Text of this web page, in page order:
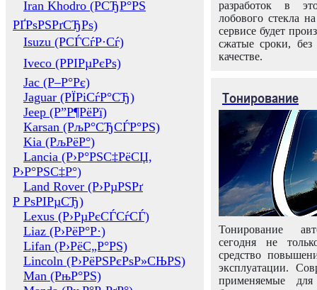
Iran Khodro (РСЂР°РЅ
РҐРѕРЅРґСЂРѕ)
Isuzu (РСЃСѓР·Сѓ)
Iveco (РРІРµРєРѕ)
Jac (Р–Р°Рє)
Jaguar (РЇРіСѓР°СЂ)
Jeep (Р”Р¶РёРї)
Karsan (РљР°СЂСЃР°РЅ)
Kia (РљРёР°)
Lancia (Р›Р°РЅС‡РёСЏ,
Р›Р°РЅС‡Р°)
Land Rover (Р›РµРЅРґ
Р РѕРІРµСЂ)
Lexus (Р›РµРєСЃСѓСЃ)
Liaz (Р›РёР°Р·)
Lifan (Р›РёС„Р°РЅ)
Lincoln (Р›РёРЅРєРѕР»СЊРЅ)
Man (РњР°РЅ)
разработок в
лобового стекла
сервисе будет
сжатые сроки,
качестве.
Тонирование
Тонирование
сегодня не
средство
эксплуатации.
применяемые